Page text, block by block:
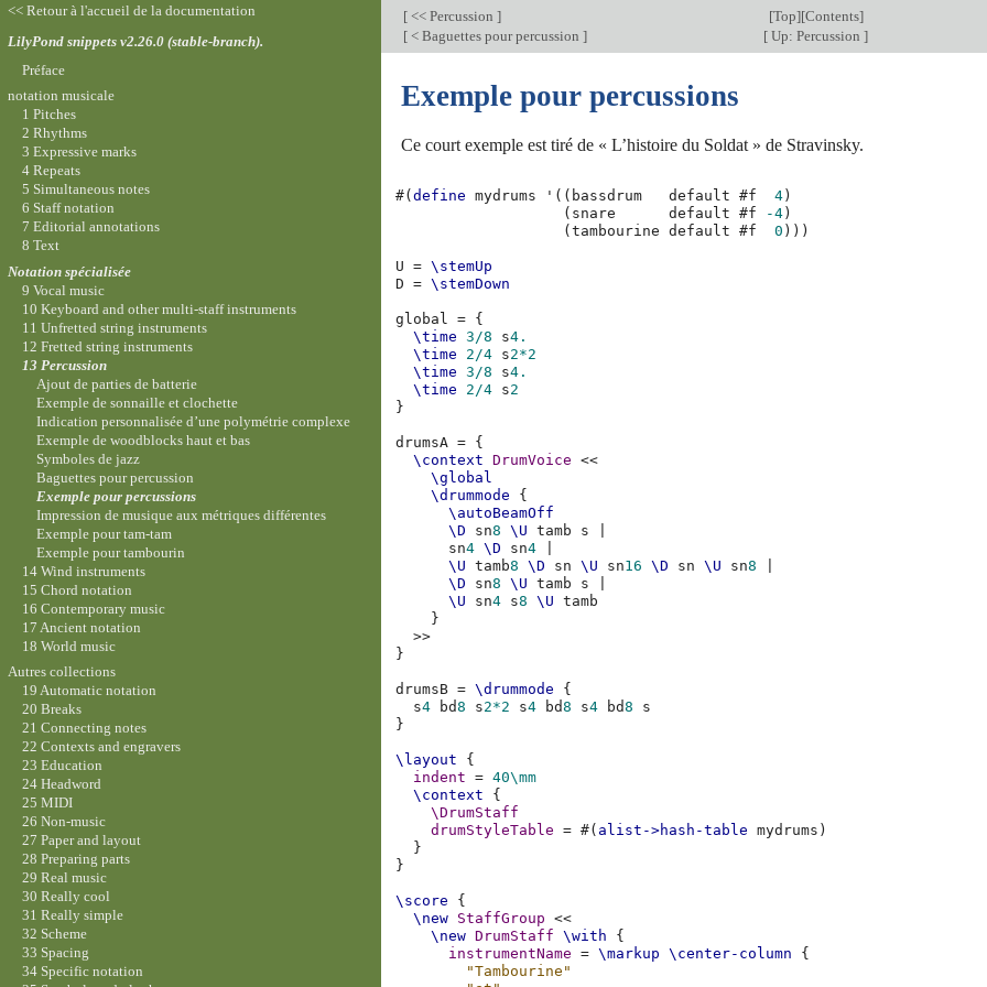
[ << Percussion ] [Top][Contents]
[ < Baguettes pour percussion ] [ Up: Percussion ]
Exemple pour percussions
Ce court exemple est tiré de « L’histoire du Soldat » de Stravinsky.
#(define mydrums ' (( bassdrum default #f 4 )
( snare default #f -4 )
(tambourine default #f 0 )))
U = \stemUp
D
= \stemDown
global = {
\time
3/8 s4.
\time
2/4 s2*2
\time
3/8 s4.
\time
2/4 s2
}
drumsA = {
\context
DrumVoice
<<
\global
\drummode
{
\autoBeamOff
\D
sn8 \U tamb s
sn4 \D sn4
\U
tamb8 \D sn \U sn16 \D sn \U sn8
\D
sn8 \U tamb s
\U
sn4 s8 \U
tamb
}
>>
}
drumsB = \drummode
{
s4 bd8 s2*2 s4 bd8 s4 bd8
}
\layout
{
indent
= 40\mm
\context
{
\DrumStaff
drumStyleTable
= #( alist->hash-table mydrums )
}
}
\score
{
\new StaffGroup
<<
\new DrumStaff \with
{
instrumentName
= \markup \center-column
{
"Tambourine"
<< Retour à l'accueil de la documentation
LilyPond snippets v2.26.0 (stable-branch).
Préface
notation musicale
1 Pitches
2 Rhythms
3 Expressive marks
4 Repeats
5 Simultaneous notes
6 Staff notation
7 Editorial annotations
8 Text
Notation spécialisée
9 Vocal music
10 Keyboard and other multi-staff instruments
11 Unfretted string instruments
12 Fretted string instruments
13 Percussion
Ajout de parties de batterie
Exemple de sonnaille et clochette
Indication personnalisée d’une polymétrie complexe
Exemple de woodblocks haut et bas
Symboles de jazz
Baguettes pour percussion
Exemple pour percussions
Impression de musique aux métriques différentes
Exemple pour tam-tam
Exemple pour tambourin
14 Wind instruments
15 Chord notation
16 Contemporary music
17 Ancient notation
18 World music
Autres collections
19 Automatic notation
20 Breaks
21 Connecting notes
22 Contexts and engravers
23 Education
24 Headword
25 MIDI
26 Non-music
27 Paper and layout
28 Preparing parts
29 Real music
30 Really cool
31 Really simple
32 Scheme
33 Spacing
34 Specific notation